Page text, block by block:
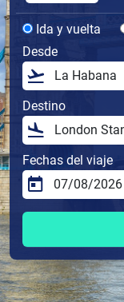
Ida y vuelta
Desde
Destino
Fechas del viaje